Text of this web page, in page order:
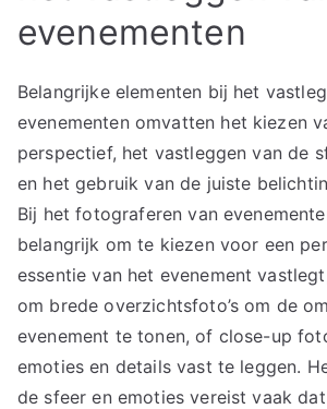
evenementen
Belangrijke elementen bij het
evenementen omvatten het kiezen
perspectief, het vastleggen van de
en het gebruik van de juiste
Bij het fotograferen van
belangrijk om te kiezen voor een
essentie van het evenement
om brede overzichtsfoto’s om de
evenement te tonen, of close-up
emoties en details vast te leggen.
de sfeer en emoties vereist vaak